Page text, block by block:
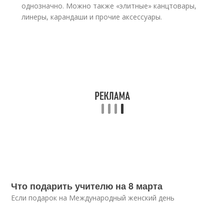
однозначно. Можно также «элитные» канцтовары,
линеры, карандаши и прочие аксессуары.
Что подарить учителю на 8 марта
Если подарок на Международный женский день